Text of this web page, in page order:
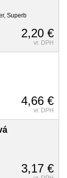
Superb
2,20 €
vr. DPH
4,66 €
vr. DPH
3,17 €